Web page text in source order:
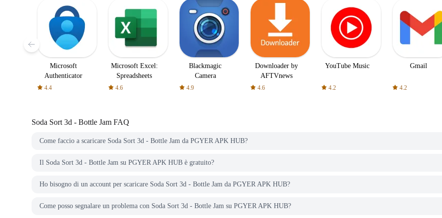
Microsoft
Authenticator
4.4
Microsoft Excel:
Spreadsheets
4.6
Blackmagic
Camera
4.9
Downloader by
AFTVnews
4.6
YouTube Music
4.2
Gmail
4.2
Soda Sort 3d - Bottle Jam FAQ
Come faccio a scaricare Soda Sort 3d - Bottle Jam da PGYER APK HUB?
Il Soda Sort 3d - Bottle Jam su PGYER APK HUB è gratuito?
Ho bisogno di un account per scaricare Soda Sort 3d - Bottle Jam da PGYER APK HUB?
Come posso segnalare un problema con Soda Sort 3d - Bottle Jam su PGYER APK HUB?